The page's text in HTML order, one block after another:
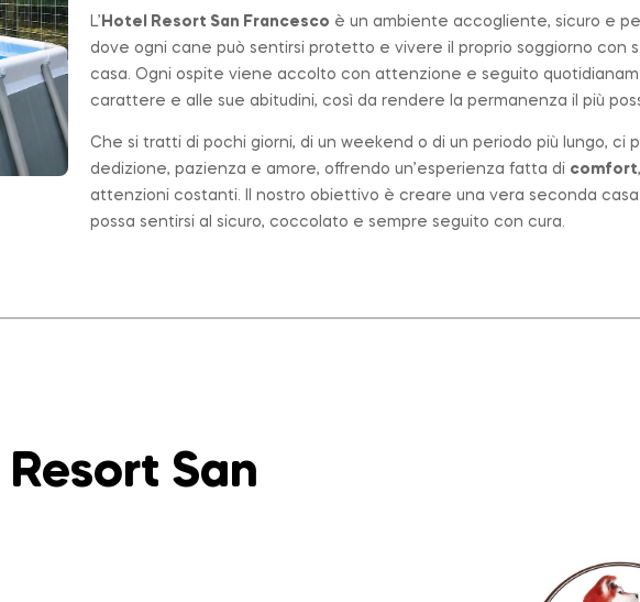
L’ Hotel Resort San Francesco è un ambiente accogliente, sicuro e
dove ogni cane può sentirsi protetto e vivere il proprio soggiorno con
casa. Ogni ospite viene accolto con attenzione e seguito
carattere e alle sue abitudini, così da rendere la permanenza il più
Che si tratti di pochi giorni, di un weekend o di un periodo più lungo, ci
dedizione, pazienza e amore, offrendo un’esperienza fatta di comfort,
attenzioni costanti. Il nostro obiettivo è creare una vera seconda
possa sentirsi al sicuro, coccolato e sempre seguito con cura.
San